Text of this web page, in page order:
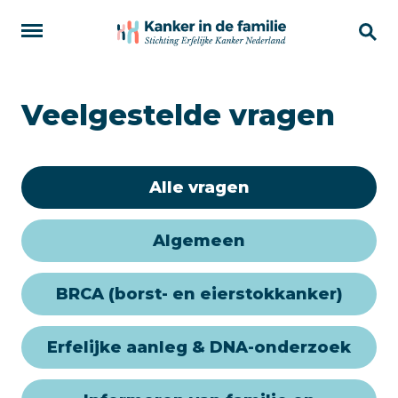
Veelgestelde vragen
Alle vragen
Algemeen
BRCA (borst- en eierstokkanker)
Erfelijke aanleg & DNA-onderzoek